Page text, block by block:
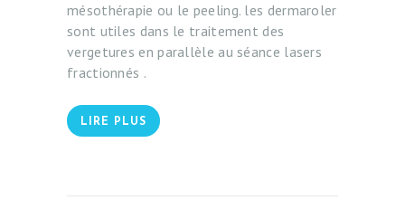
mésothérapie ou le peeling. les dermaroler
sont utiles dans le traitement des
vergetures en parallèle au séance lasers
fractionnés .
LIRE PLUS